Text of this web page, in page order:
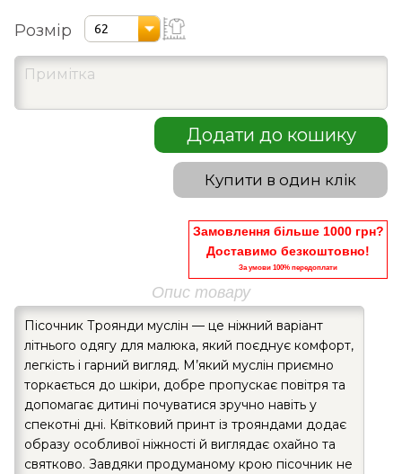
Розмір 62
Додати до кошику
Купити в один клік
Замовлення більше 1000 грн?
Доставимо безкоштовно!
За умови 100% передоплати
Опис товару
Пісочник Троянди муслін — це ніжний варіант
літнього одягу для малюка, який поєднує комфорт,
легкість і гарний вигляд. М’який муслін приємно
торкається до шкіри, добре пропускає повітря та
допомагає дитині почуватися зручно навіть у
спекотні дні. Квітковий принт із трояндами додає
образу особливої ніжності й виглядає охайно та
святково. Завдяки продуманому крою пісочник не